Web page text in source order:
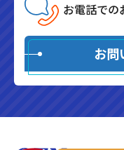
お電話での
お問